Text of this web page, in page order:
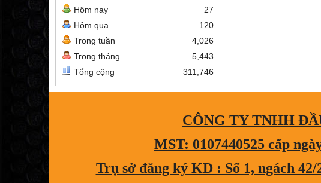
Hôm nay
27
Hôm qua
120
Trong tuần
4,026
Trong tháng
5,443
Tổng cộng
311,746
CÔNG TY TNHH
MST: 0107440525 cấp
Trụ sở đăng ký KD : Số 1, ngách